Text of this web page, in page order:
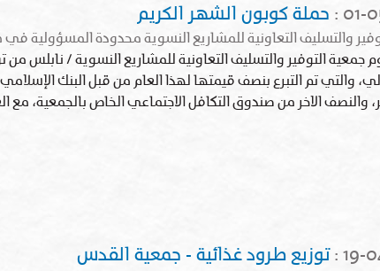
01-
: حملة كوبون الشهر الكريم
والتسليف التعاونية للمشاريع النسوية محدودة المسؤولية
جمعية التوفير والتسليف التعاونية للمشاريع النسوية / نابلس من
والتي تم التبرع بنصف قيمتها لهذا العام من قبل البنك
والنصف الاخر من صندوق التكافل الاجتماعي الخاص بالجمعية، مع
19-
: توزيع طرود غذائية - جمعية القدس